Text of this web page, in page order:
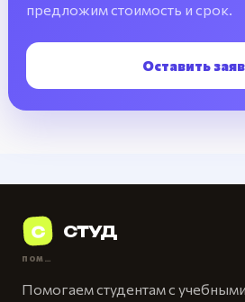
предложим стоимость и срок.
Оставить
С СТУД
ПОМОЩЬ СТУДЕНТАМ
Помогаем студентам с